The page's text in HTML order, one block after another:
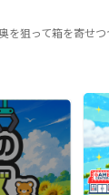
を狙って箱を寄せ